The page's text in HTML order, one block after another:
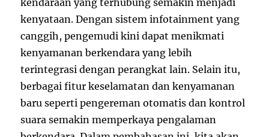
kendaraan yang terhubung semakin menjadi
kenyataan. Dengan sistem infotainment yang
canggih, pengemudi kini dapat menikmati
kenyamanan berkendara yang lebih
terintegrasi dengan perangkat lain. Selain itu,
berbagai fitur keselamatan dan kenyamanan
baru seperti pengereman otomatis dan kontrol
suara semakin memperkaya pengalaman